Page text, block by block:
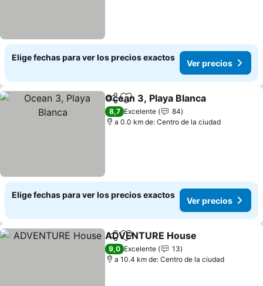
Elige fechas para ver los precios exactos
Ver precios
CompartirAgregar a favoritos
Ocean 3, Playa Blanca
8,7 Excelente
84
a 0.0 km de: Centro de la ciudad
Elige fechas para ver los precios exactos
Ver precios
CompartirAgregar a favoritos
ADVENTURE House
9,0 Excelente
13
a 10.4 km de: Centro de la ciudad